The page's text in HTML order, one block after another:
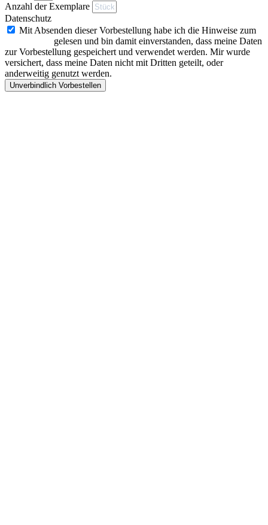
Anzahl der Exemplare
Datenschutz
Mit Absenden dieser Vorbestellung habe ich die Hinweise zum
gelesen und bin damit einverstanden, dass meine Daten
zur Vorbestellung gespeichert und verwendet werden. Mir wurde
versichert, dass meine Daten nicht mit Dritten geteilt, oder
anderweitig genutzt werden.
Unverbindlich Vorbestellen